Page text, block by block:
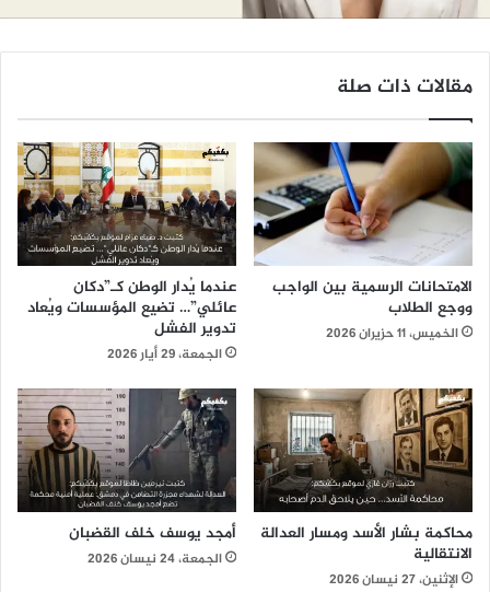
مقالات ذات صلة
الامتحانات الرسمية بين الواجب
ووجع الطلاب
الخميس، 11 حزيران 2026
عندما يُدار الوطن كـ”دكان
عائلي”… تضيع المؤسسات ويُعاد
تدوير الفشل
الجمعة، 29 أيار 2026
محاكمة بشار الأسد ومسار العدالة
الانتقالية
الإثنين، 27 نيسان 2026
أمجد يوسف خلف القضبان
الجمعة، 24 نيسان 2026